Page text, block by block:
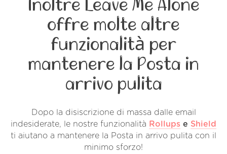
Inoltre Leave Me Alone
offre molte altre
funzionalità per
mantenere la Posta in
arrivo pulita
Dopo la disiscrizione di massa dalle email
indesiderate, le nostre funzionalità Rollups e Shield
ti aiutano a mantenere la Posta in arrivo pulita con il
minimo sforzo!